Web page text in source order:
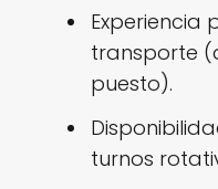
Experiencia
transporte
puesto).
turnos